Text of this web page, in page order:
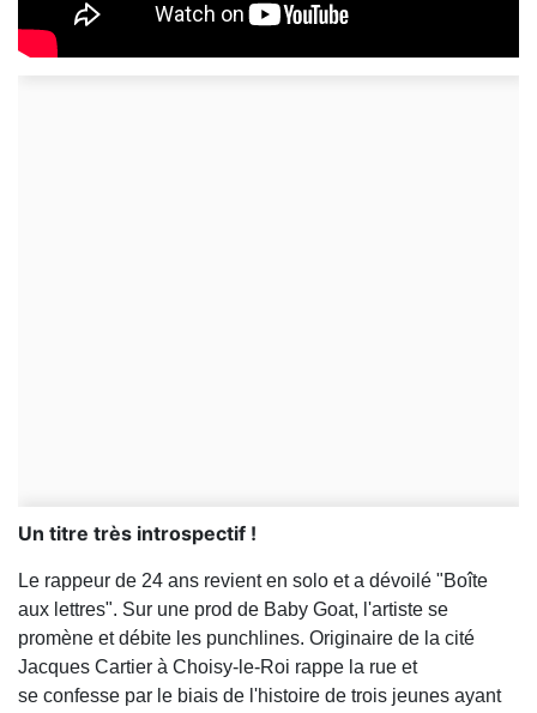
Un titre très introspectif !
Le rappeur de 24 ans revient en solo et a dévoilé "Boîte
aux lettres". Sur une prod de Baby Goat, l'artiste se
promène et débite les punchlines. Originaire de la cité
Jacques Cartier à Choisy-le-Roi rappe la rue et
se confesse par le biais de l'histoire de trois jeunes ayant